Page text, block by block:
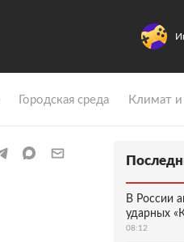
Городская среда Климат и
В России
ударных
08:12